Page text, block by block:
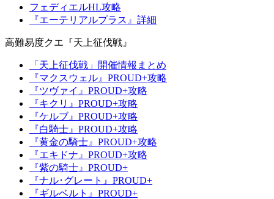
フェディエルHL攻略
『エーテリアルプラス』詳細
高難易度クエ『天上征伐戦』
「天上征伐戦」開催情報まとめ
『マクスウェル』PROUD+攻略
『ツヴァイ』PROUD+攻略
『キクリ』PROUD+攻略
『ケルブ』PROUD+攻略
『白騎士』PROUD+攻略
『黄金の騎士』PROUD+攻略
『エキドナ』PROUD+攻略
『紫の騎士』PROUD+
『ナル･グレート』PROUD+
『ギルベルト』PROUD+